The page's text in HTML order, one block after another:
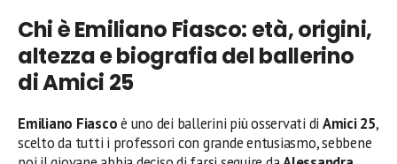
Chi è Emiliano Fiasco: età, origini,
altezza e biografia del ballerino
di Amici 25
Emiliano Fiascoè uno dei ballerini più osservati di Amici 25,
scelto da tutti i professori con grande entusiasmo, sebbene